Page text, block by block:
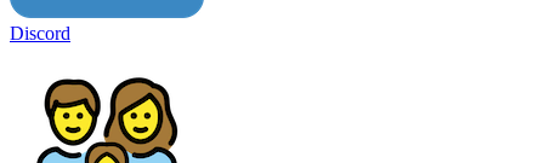
Discord